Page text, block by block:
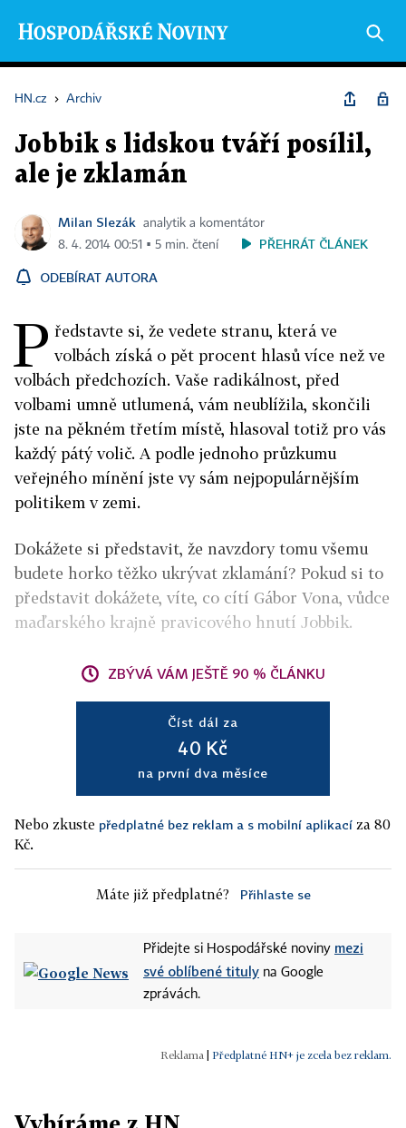
HN.cz › Archiv
Jobbik s lidskou tváří posílil,
ale je zklamán
Milan Slezák
analytik a komentátor
8. 4. 2014 00:51 ▪ 5 min. čtení
PŘEHRÁT ČLÁNEK
ODEBÍRAT AUTORA
P ředstavte si, že vedete stranu, která ve
volbách získá o pět procent hlasů více než ve
volbách předchozích. Vaše radikálnost, před
volbami umně utlumená, vám neublížila, skončili
jste na pěkném třetím místě, hlasoval totiž pro vás
každý pátý volič. A podle jednoho průzkumu
veřejného mínění jste vy sám nejpopulárnějším
politikem v zemi.
Dokážete si představit, že navzdory tomu všemu
budete horko těžko ukrývat zklamání? Pokud si to
představit dokážete, víte, co cítí Gábor Vona, vůdce
maďarského krajně pravicového hnutí Jobbik.
ZBÝVÁ VÁM JEŠTĚ 90 % ČLÁNKU
Číst dál za
40 Kč
na první dva měsíce
Nebo zkuste předplatné bez reklam a s mobilní aplikací za 80
Kč.
Máte již předplatné? Přihlaste se
Přidejte si Hospodářské noviny mezi
své oblíbené tituly na Google
zprávách.
Předplatné HN+ je zcela bez reklam.